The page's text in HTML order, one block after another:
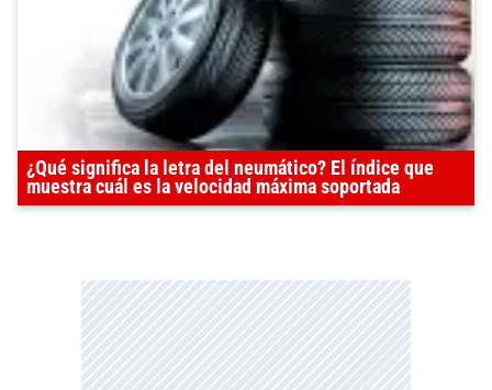
¿Qué significa la letra del neumático? El índice que
muestra cuál es la velocidad máxima soportada